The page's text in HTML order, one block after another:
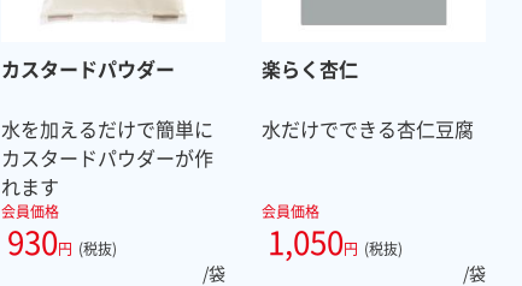
カスタードパウダー
水を加えるだけで簡単に
カスタードパウダーが作
れます
会員価格
930円 (税抜)
/袋
楽らく杏仁
水だけでできる杏仁豆腐
会員価格
1,050円 (税抜)
/袋